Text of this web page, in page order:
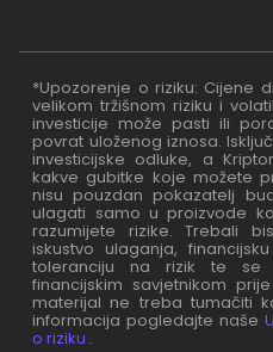
*Upozorenje o riziku: Cijene
velikom tržišnom riziku i
investicije može pasti ili
povrat uloženog iznosa.
investicijske odluke, a
kakve gubitke koje možete
nisu pouzdan pokazatelj
ulagati samo u proizvode
razumijete rizike. Trebali
iskustvo ulaganja,
toleranciju na rizik te se
financijskim savjetnikom
materijal ne treba tumačiti
informacija pogledajte naše
o riziku .